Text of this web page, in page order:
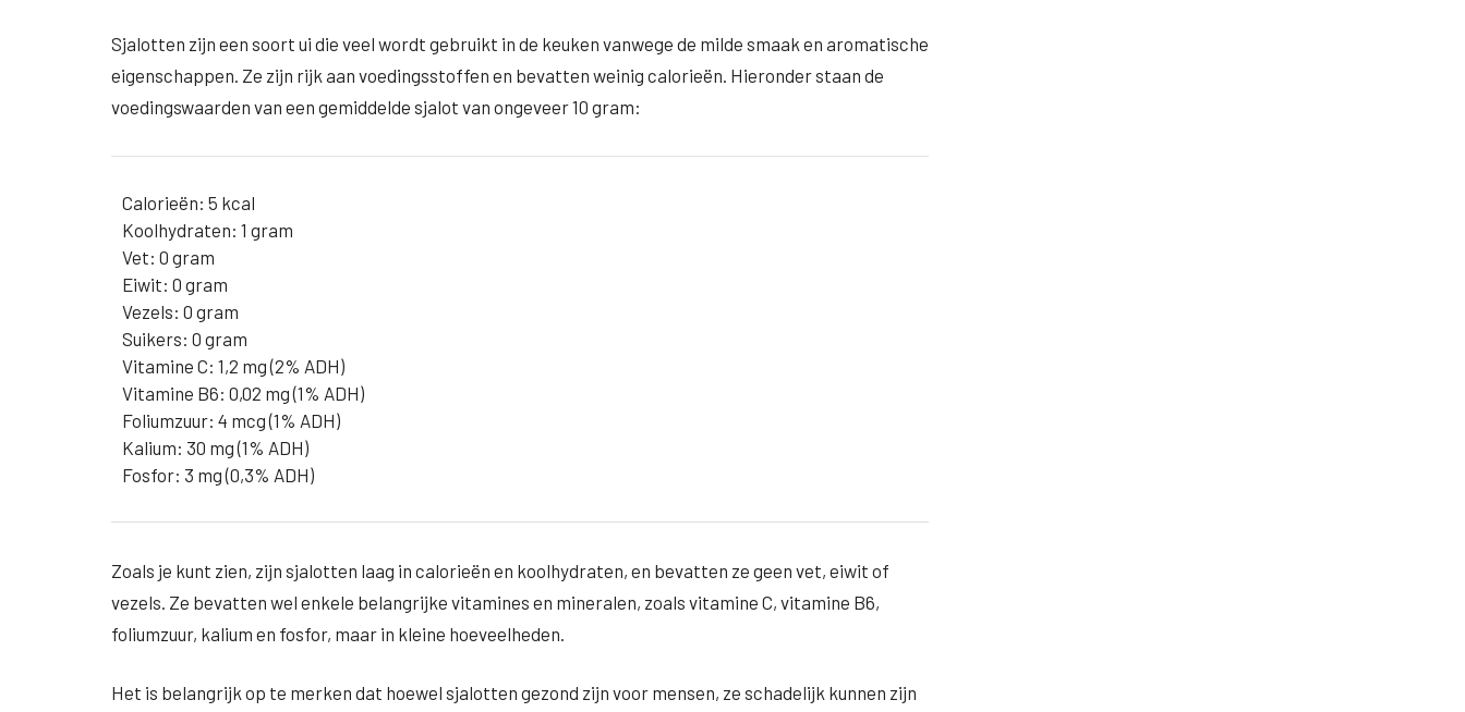
Sjalotten zijn een soort ui die veel wordt gebruikt in de keuken vanwege de milde smaak en aromatische
eigenschappen. Ze zijn rijk aan voedingsstoffen en bevatten weinig calorieën. Hieronder staan de
voedingswaarden van een gemiddelde sjalot van ongeveer 10 gram:
Calorieën: 5 kcal
Koolhydraten: 1 gram
Vet: 0 gram
Eiwit: 0 gram
Vezels: 0 gram
Suikers: 0 gram
Vitamine C: 1,2 mg (2% ADH)
Vitamine B6: 0,02 mg (1% ADH)
Foliumzuur: 4 mcg (1% ADH)
Kalium: 30 mg (1% ADH)
Fosfor: 3 mg (0,3% ADH)
Zoals je kunt zien, zijn sjalotten laag in calorieën en koolhydraten, en bevatten ze geen vet, eiwit of
vezels. Ze bevatten wel enkele belangrijke vitamines en mineralen, zoals vitamine C, vitamine B6,
foliumzuur, kalium en fosfor, maar in kleine hoeveelheden.
Het is belangrijk op te merken dat hoewel sjalotten gezond zijn voor mensen, ze schadelijk kunnen zijn